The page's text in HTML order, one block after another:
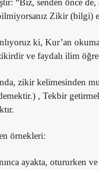
“Biz, senden önce
Zikir (bilgi)
ki, Kur’an
ve faydalı ilim
zikir kelimesinden
, Tekbir
örnekleri:
ayakta, otururken